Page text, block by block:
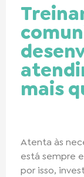
mais
Atenta às
está sempre
por isso,